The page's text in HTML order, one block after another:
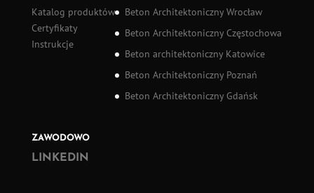
Katalog produktów
Certyfikaty
Instrukcje
Beton Architektoniczny Wrocław
Beton Architektoniczny Częstochowa
Beton architektoniczny Katowice
Beton Architektoniczny Poznań
Beton Architektoniczny Gdańsk
ZAWODOWO
LINKEDIN